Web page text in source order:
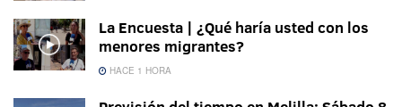
La Encuesta | ¿Qué haría usted con los
menores migrantes?
HACE 1 HORA